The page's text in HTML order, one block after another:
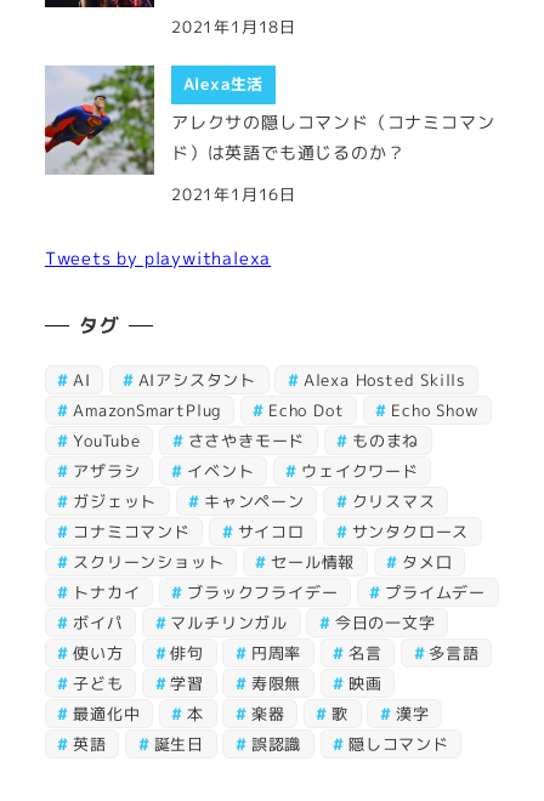
2021年1月18日
Alexa生活
アレクサの隠しコマンド（コナミコマン
ド）は英語でも通じるのか？
2021年1月16日
Tweets by playwithalexa
タグ
AI AIアシスタント
Alexa Hosted Skills
AmazonSmartPlug
Echo Dot
Echo Show
YouTube
ささやきモード
ものまね
アザラシ
イベント
ウェイクワード
ガジェット
キャンペーン
クリスマス
コナミコマンド
サイコロ
サンタクロース
スクリーンショット
セール情報
タメ口
トナカイ
ブラックフライデー
プライムデー
ボイパ
マルチリンガル
今日の一文字
使い方
俳句 円周率 名言
多言語
子ども
学習 寿限無
映画
最適化中
本 楽器 歌
漢字
英語
誕生日 誤認識 隠しコマンド